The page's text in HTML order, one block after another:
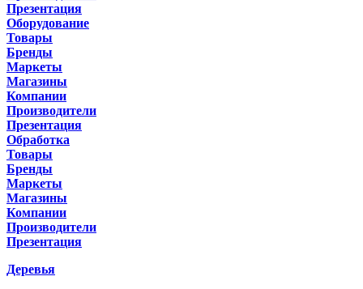
Презентация
Оборудование
Товары
Бренды
Маркеты
Магазины
Компании
Производители
Презентация
Обработка
Товары
Бренды
Маркеты
Магазины
Компании
Производители
Презентация
Деревья